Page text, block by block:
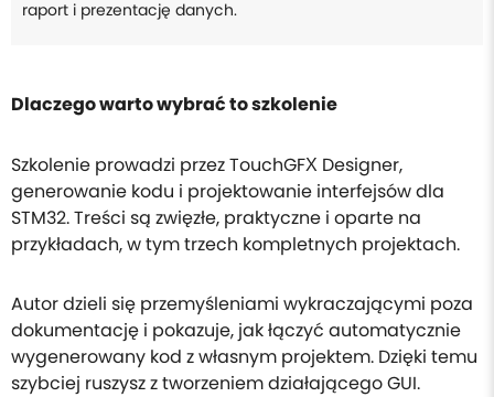
raport i prezentację danych.
Dlaczego warto wybrać to szkolenie
Szkolenie prowadzi przez TouchGFX Designer,
generowanie kodu i projektowanie interfejsów dla
STM32. Treści są zwięzłe, praktyczne i oparte na
przykładach, w tym trzech kompletnych projektach.
Autor dzieli się przemyśleniami wykraczającymi poza
dokumentację i pokazuje, jak łączyć automatycznie
wygenerowany kod z własnym projektem. Dzięki temu
szybciej ruszysz z tworzeniem działającego GUI.